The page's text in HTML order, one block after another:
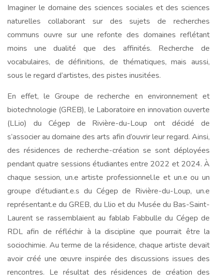
Imaginer le domaine des sciences sociales et des sciences
naturelles collaborant sur des sujets de recherches
communs ouvre sur une refonte des domaines reflétant
moins une dualité que des affinités. Recherche de
vocabulaires, de définitions, de thématiques, mais aussi,
sous le regard d’artistes, des pistes inusitées.
En effet, le Groupe de recherche en environnement et
biotechnologie (GREB), le Laboratoire en innovation ouverte
(LLio) du Cégep de Rivière-du-Loup ont décidé de
s’associer au domaine des arts afin d’ouvrir leur regard. Ainsi,
des résidences de recherche-création se sont déployées
pendant quatre sessions étudiantes entre 2022 et 2024. À
chaque session, un.e artiste professionnel.le et un.e ou un
groupe d’étudiant.e.s du Cégep de Rivière-du-Loup, un.e
représentant.e du GREB, du Llio et du Musée du Bas-Saint-
Laurent se rassemblaient au fablab Fabbulle du Cégep de
RDL afin de réfléchir à la discipline que pourrait être la
sociochimie. Au terme de la résidence, chaque artiste devait
avoir créé une œuvre inspirée des discussions issues des
rencontres. Le résultat des résidences de création des